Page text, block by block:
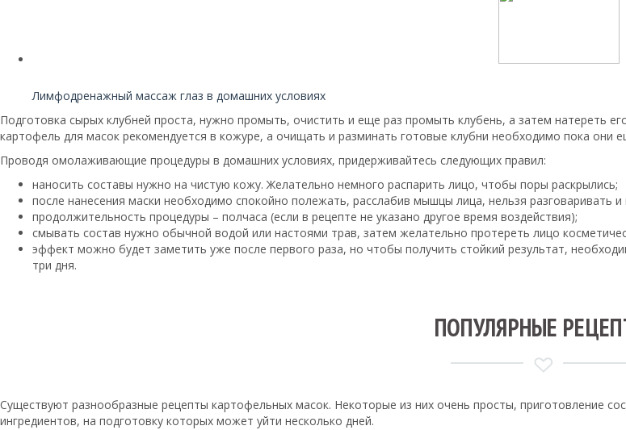
Лимфодренажный массаж глаз в домашних условиях
Подготовка сырых клубней проста, нужно промыть, очистить и еще раз промыть клубень, а затем натереть
картофель для масок рекомендуется в кожуре, а очищать и разминать готовые клубни необходимо пока они
Проводя омолаживающие процедуры в домашних условиях, придерживайтесь следующих правил:
наносить составы нужно на чистую кожу. Желательно немного распарить лицо, чтобы поры раскрылись;
после нанесения маски необходимо спокойно полежать, расслабив мышцы лица, нельзя разговаривать и
продолжительность процедуры – полчаса (если в рецепте не указано другое время воздействия);
смывать состав нужно обычной водой или настоями трав, затем желательно протереть лицо
эффект можно будет заметить уже после первого раза, но чтобы получить стойкий результат,
три дня.
ПОПУЛЯРНЫЕ
Существуют разнообразные рецепты картофельных масок. Некоторые из них очень просты, приготовление
ингредиентов, на подготовку которых может уйти несколько дней.